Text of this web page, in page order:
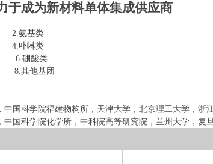
于成为新材料单体集成供应商
2.氨基类
卟啉类
硼酸类
他基团
国科学院福建物构所， 天津大学，北京理工大学， 浙
中国科学院化学所，中科院高等研究院，兰州大学，复